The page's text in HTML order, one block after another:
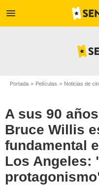
menu
Portada Películas Noticias de
A sus 90
Bruce Willis
fundamental
Los Angeles: